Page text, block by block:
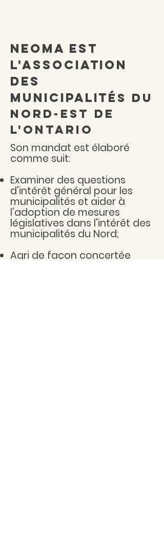
NEOMA est
l'association
des
municipalitÉs du
nord-est de
l'ontario
Son mandat est élaboré
comme suit:
Examiner des questions
d'intérêt général pour les
municipalités et aider à
l'adoption de mesures
législatives dans l'intérêt des
municipalités du Nord;
Agri de façon concertée